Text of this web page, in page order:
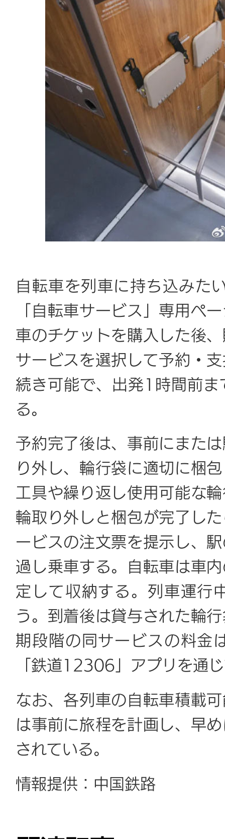
自転車を列車に持ち込みた
「自転車サービス」専用ペ
車のチケットを購入した後
サービスを選択して予約・
続き可能で、出発1時間前
る。
予約完了後は、事前にまた
り外し、輪行袋に適切に梱
工具や繰り返し使用可能な
輪取り外しと梱包が完了し
ービスの注文票を提示し、
過し乗車する。自転車は車
定して収納する。列車運行
う。到着後は貸与された輪
期段階の同サービスの料
「鉄道12306」アプリを通
なお、各列車の自転車積載
は事前に旅程を計画し、早
されている。
情報提供：中国鉄路